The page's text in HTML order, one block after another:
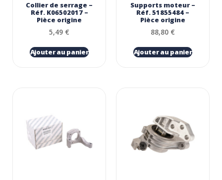
Collier de serrage –
Réf. K06502017 –
Pièce origine
5,49 €
Ajouter au panier
Supports moteur –
Réf. 51855484 –
Pièce origine
88,80 €
Ajouter au panier